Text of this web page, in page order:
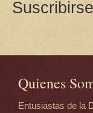
Quienes
Entusiastas de la